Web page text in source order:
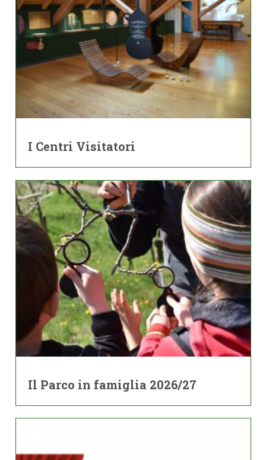
I Centri Visitatori
Il Parco in famiglia 2026/27